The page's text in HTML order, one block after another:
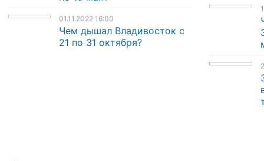
01.11.2022 16:00
Чем дышал Владивосток с
21 по 31 октября?